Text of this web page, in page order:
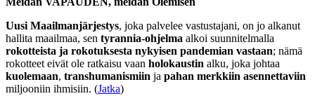
Uusi Maailmanjärjestys, joka palvelee vastustajani, on jo alkanut
hallita maailmaa, sen tyrannia-ohjelma alkoi suunnitelmalla
rokotteista ja rokotuksesta nykyisen pandemian vastaan; nämä
rokotteet eivät ole ratkaisu vaan holokaustin alku, joka johtaa
kuolemaan, transhumanismiin ja pahan merkkiin asennettaviin
miljooniin ihmisiin. (Jatka)